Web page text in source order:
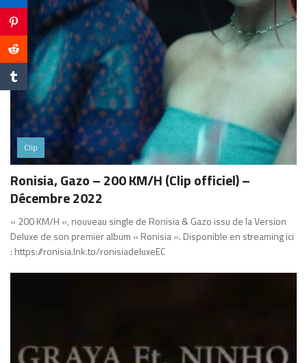
Clip
Ronisia, Gazo – 200 KM/H (Clip officiel) –
Décembre 2022
« 200 KM/H », nouveau single de Ronisia & Gazo issu de la Version
Deluxe de son premier album « Ronisia ». Disponible en streaming ici
: https://ronisia.lnk.to/ronisiadeluxeEC